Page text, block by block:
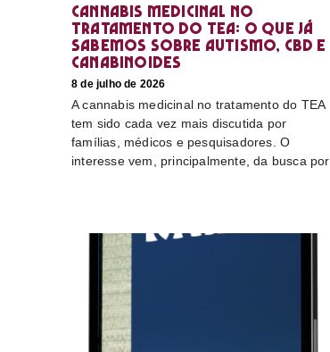
Cannabis medicinal no
tratamento do TEA: o que já
sabemos sobre autismo, CBD e
canabinoides
8 de julho de 2026
A cannabis medicinal no tratamento do TEA
tem sido cada vez mais discutida por
famílias, médicos e pesquisadores. O
interesse vem, principalmente, da busca por